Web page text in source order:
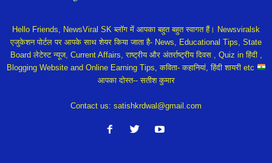
Hello Friends, NewsViral SK ब्लॉग में आपका बहुत बहुत स्वागत हैं। Newsviralsk
एजुकेशन पोर्टल पर आपके साथ शेयर किया जाता है- News, Educational Tips, State
Board लेटेस्ट न्यूज, Current Affairs, राष्ट्रीय और अंतर्राष्ट्रीय दिवस , Quiz in हिंदी ,
Blogging Website and Online Earning Tips, कविता- कहानियां, हिंदी शायरी etc
आपका दोस्त-- सतीश कुमार
Contact us: satishkrdwal@gmail.com